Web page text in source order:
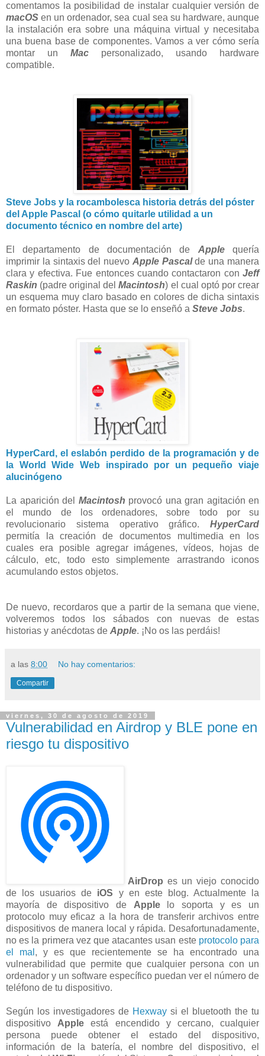
comentamos la posibilidad de instalar cualquier versión de
macOS en un ordenador, sea cual sea su hardware, aunque
la instalación era sobre una máquina virtual y necesitaba
una buena base de componentes. Vamos a ver cómo sería
montar un Mac personalizado, usando hardware
compatible.
Steve Jobs y la rocambolesca historia detrás del póster
del Apple Pascal (o cómo quitarle utilidad a un
documento técnico en nombre del arte)
El departamento de documentación de Applequería
imprimir la sintaxis del nuevo Apple Pascalde una manera
clara y efectiva. Fue entonces cuando contactaron con Jeff
Raskin (padre original delMacintosh) el cual optó por crear
un esquema muy claro basado en colores de dicha sintaxis
en formato póster. Hasta que se lo enseñó a Steve Jobs.
HyperCard, el eslabón perdido de la programación y de
la World Wide Web inspirado por un pequeño viaje
alucinógeno
La aparición del Macintosh provocó una gran agitación en
el mundo de los ordenadores, sobre todo por su
revolucionario sistema operativo gráfico. HyperCard
permitía la creación de documentos multimedia en los
cuales era posible agregar imágenes, vídeos, hojas de
cálculo, etc, todo esto simplemente arrastrando iconos
acumulando estos objetos.
De nuevo, recordaros que a partir de la semana que viene,
volveremos todos los sábados con nuevas de estas
historias y anécdotas de Apple. ¡No os las perdáis!
a las 8:00 No hay comentarios:
Compartir
viernes, 30 de agosto de 2019
Vulnerabilidad en Airdrop y BLE pone en
riesgo tu dispositivo
AirDrop es un viejo conocido
de los usuarios de iOS y en este blog. Actualmente la
mayoría de dispositivo de Applelo soporta y es un
protocolo muy eficaz a la hora de transferir archivos entre
dispositivos de manera local y rápida. Desafortunadamente,
no es la primera vez que atacantes usan este protocolo para
el mal , y es que recientemente se ha encontrado una
vulnerabilidad que permite que cualquier persona con un
ordenador y un software específico puedan ver el número de
teléfono de tu dispositivo.
Según los investigadores de Hexway si el bluetooth the tu
dispositivoApple está encendido y cercano, cualquier
persona puede obtener el estado del dispositivo,
información de la batería, el nombre del dispositivo, el